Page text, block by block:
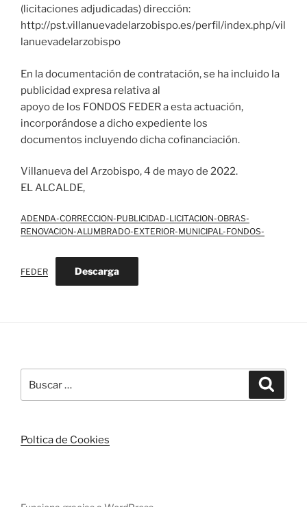
(licitaciones adjudicadas) dirección:
http://pst.villanuevadelarzobispo.es/perfil/index.php/vil
lanuevadelarzobispo
En la documentación de contratación, se ha incluido la
publicidad expresa relativa al
apoyo de los FONDOS FEDER a esta actuación,
incorporándose a dicho expediente los
documentos incluyendo dicha cofinanciación.
Villanueva del Arzobispo, 4 de mayo de 2022.
EL ALCALDE,
ADENDA-CORRECCION-PUBLICIDAD-LICITACION-OBRAS-
RENOVACION-ALUMBRADO-EXTERIOR-MUNICIPAL-FONDOS-
FEDER Descarga
por:
Poltica de Cookies